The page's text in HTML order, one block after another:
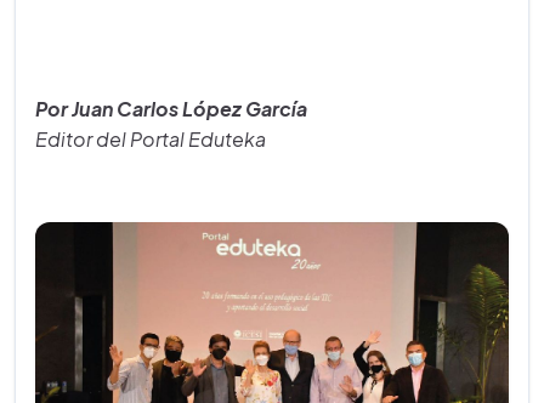
Por Juan Carlos López García
Editor del Portal Eduteka